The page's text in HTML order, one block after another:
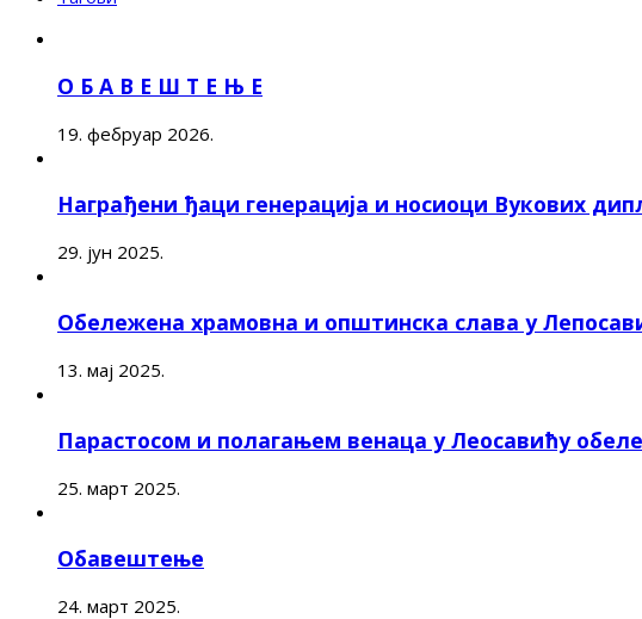
О Б А В Е Ш Т Е Њ Е
19. фебруар 2026.
Награђени ђаци генерација и носиоци Вукових
29. јун 2025.
Обележена храмовна и општинска слава у
13. мај 2025.
Парастосом и полагањем венаца у Леосавићу
25. март 2025.
Обавештење
24. март 2025.